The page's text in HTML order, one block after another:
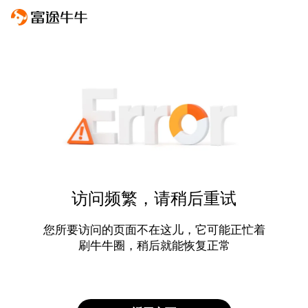
访问频繁，请稍后重试
您所要访问的页面不在这儿，它可能正忙着
刷牛牛圈，稍后就能恢复正常